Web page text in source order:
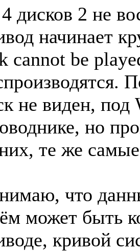
дисков 2 не
начинает
cannot be
не виден, под
но
те же
что
может быть
кривой